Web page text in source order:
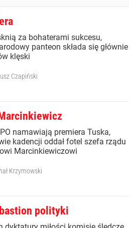
za bohaterami sukcesu,
panteon składa się głównie
klęski
Czapiński
namawiają premiera Tuska,
kadencji oddał fotel szefa rządu
Marcinkiewiczowi
Krzymowski
polityki